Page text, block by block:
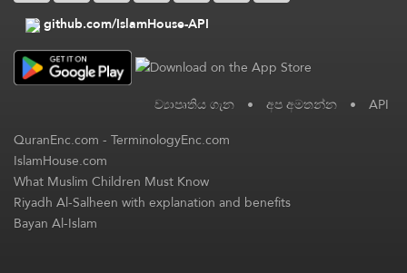
github.com/IslamHouse-API
ව්‍යාපෘතිය ගැන • අප අමතන්න • API
QuranEnc.com-TerminologyEnc.com
IslamHouse.com
What Muslim Children Must Know
Riyadh Al-Salheen with explanation and benefits
Bayan Al-Islam